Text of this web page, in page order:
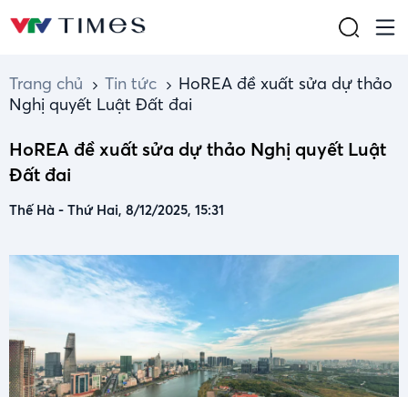
Trang chủ Tin tức
HoREA đề xuất sửa dự thảo
Nghị quyết Luật Đất đai
HoREA đề xuất sửa dự thảo Nghị quyết Luật
Đất đai
Thế Hà - Thứ Hai, 8/12/2025, 15:31